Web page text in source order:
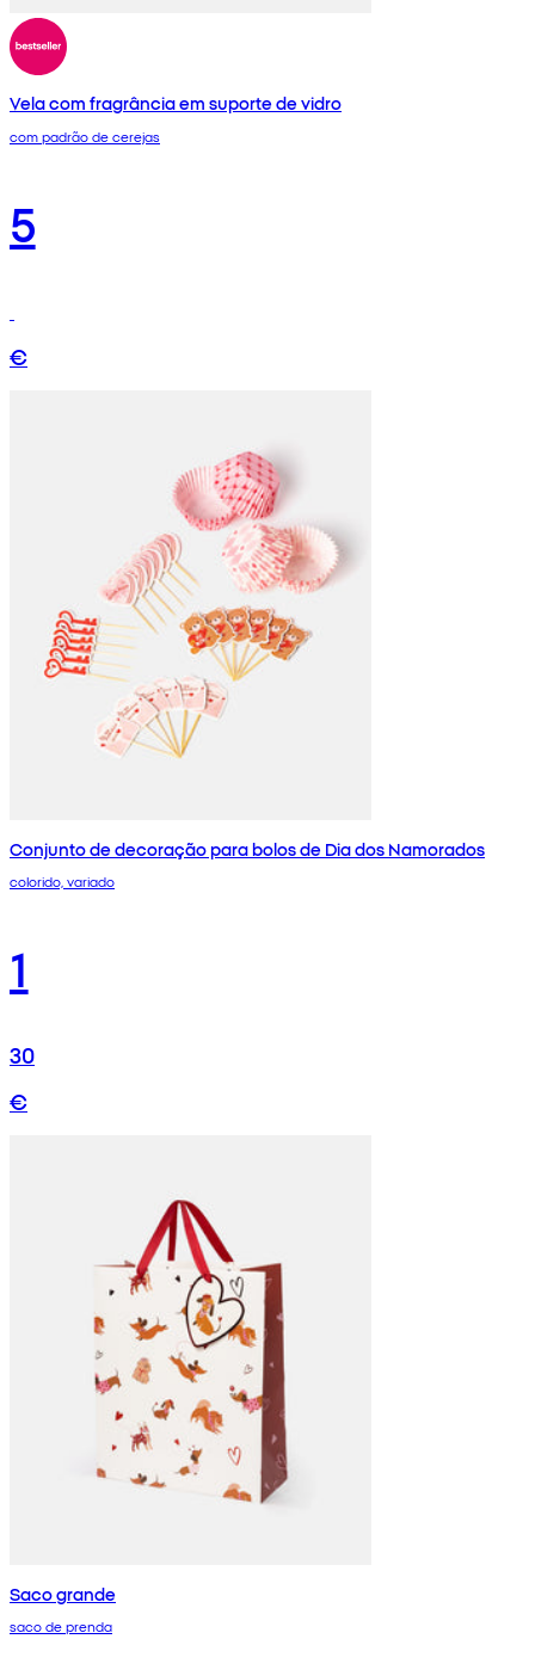
Vela com fragrância em suporte de vidro
com padrão de cerejas
5
€
Conjunto de decoração para bolos de Dia dos Namorados
colorido, variado
1
30
€
Saco grande
saco de prenda